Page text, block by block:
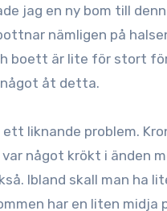
jag en ny bom till
nämligen på
boett är lite för stort
åt detta.
ett liknande problem.
något krökt i änden
Ibland skall man ha
har en liten midja